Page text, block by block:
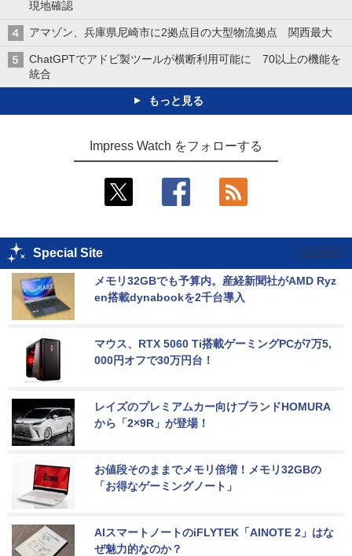
現地確認
アマゾン、兵庫県尼崎市に2拠点目の大型物流拠点 関西最大
ChatGPTでアドビ製ツールが横断利用可能に 70以上の機能を
統合
もっと見る
Impress Watch をフォローする
Special Site
メモリ32GBでも予算内。産経新聞社がAMD Ryz
en搭載dynabookを2千台導入
マウス、RTX 5060 Ti搭載ゲーミングPCが7万5,
000円オフで30万円台！
レイズのプレミアムカー向けブランドHOMURA
から「2×9R」が登場！
お値段そのままでメモリ倍増！メモリ32GBの
「お得なゲーミングノート」
AIスマートノートのiFLYTEK「AINOTE 2」はな
ぜ魅力的なのか？